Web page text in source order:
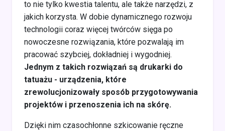
to nie tylko kwestia talentu, ale także narzędzi, z
jakich korzysta. W dobie dynamicznego rozwoju
technologii coraz więcej twórców sięga po
nowoczesne rozwiązania, które pozwalają im
pracować szybciej, dokładniej i wygodniej.
Jednym z takich rozwiązań są drukarki do
tatuażu - urządzenia, które
zrewolucjonizowały sposób przygotowywania
projektów i przenoszenia ich na skórę.
Dzięki nim czasochłonne szkicowanie ręczne